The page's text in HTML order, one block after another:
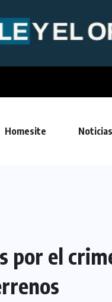
Homesite Noticias
por el